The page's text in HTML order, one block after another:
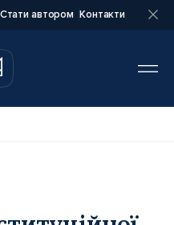
Стати автором Контакти